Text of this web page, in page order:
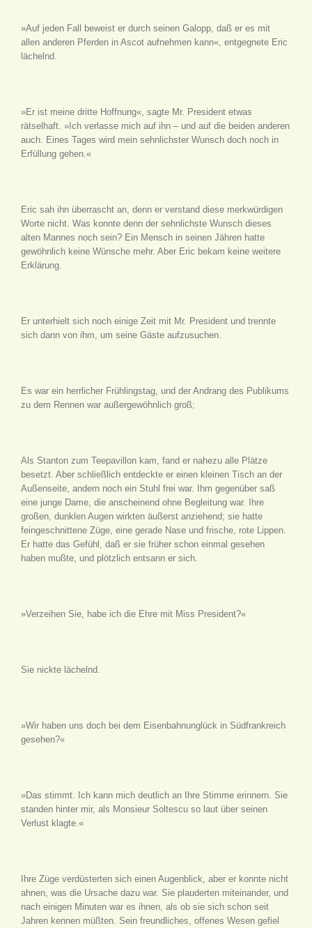
»Auf jeden Fall beweist er durch seinen Galopp, daß er es mit
allen anderen Pferden in Ascot aufnehmen kann«, entgegnete Eric
lächelnd.
»Er ist meine dritte Hoffnung«, sagte Mr. President etwas
rätselhaft. »Ich verlasse mich auf ihn – und auf die beiden anderen
auch. Eines Tages wird mein sehnlichster Wunsch doch noch in
Erfüllung gehen.«
Eric sah ihn überrascht an, denn er verstand diese merkwürdigen
Worte nicht. Was konnte denn der sehnlichste Wunsch dieses
alten Mannes noch sein? Ein Mensch in seinen Jähren hatte
gewöhnlich keine Wünsche mehr. Aber Eric bekam keine weitere
Erklärung.
Er unterhielt sich noch einige Zeit mit Mr. President und trennte
sich dann von ihm, um seine Gäste aufzusuchen.
Es war ein herrlicher Frühlingstag, und der Andrang des Publikums
zu dem Rennen war außergewöhnlich groß;
Als Stanton zum Teepavillon kam, fand er nahezu alle Plätze
besetzt. Aber schließlich entdeckte er einen kleinen Tisch an der
Außenseite, andern noch ein Stuhl frei war. Ihm gegenüber saß
eine junge Dame, die anscheinend ohne Begleitung war. Ihre
großen, dunklen Augen wirkten äußerst anziehend; sie hatte
feingeschnittene Züge, eine gerade Nase und frische, rote Lippen.
Er hatte das Gefühl, daß er sie früher schon einmal gesehen
haben mußte, und plötzlich entsann er sich.
»Verzeihen Sie, habe ich die Ehre mit Miss President?«
Sie nickte lächelnd.
»Wir haben uns doch bei dem Eisenbahnunglück in Südfrankreich
gesehen?«
»Das stimmt. Ich kann mich deutlich an Ihre Stimme erinnern. Sie
standen hinter mir, als Monsieur Soltescu so laut über seinen
Verlust klagte.«
Ihre Züge verdüsterten sich einen Augenblick, aber er konnte nicht
ahnen, was die Ursache dazu war. Sie plauderten miteinander, und
nach einigen Minuten war es ihnen, als ob sie sich schon seit
Jahren kennen müßten. Sein freundliches, offenes Wesen gefiel